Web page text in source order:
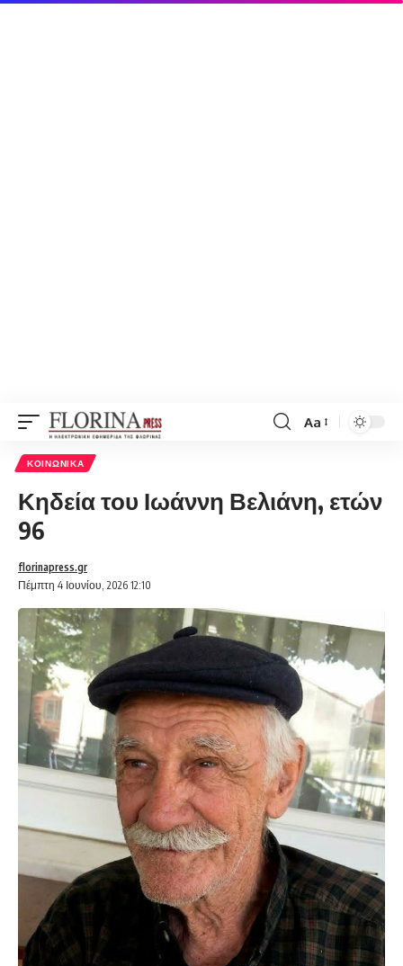
Font
Aa
ΚΟΙΝΩΝΙΚΆ
Κηδεία του Ιωάννη Βελιάνη, ετών
96
Πέμπτη 4 Ιουνίου, 2026 12:10
florinapress.gr